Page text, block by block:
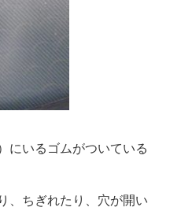
にいるゴムがついている
、ちぎれたり、穴が開い